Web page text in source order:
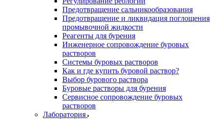
Предотвращение сальникообразования
Предотвращение и ликвидация поглощения
промывочной жидкости
Реагенты для бурения
Инженерное сопровождение буровых
растворов
Системы буровых растворов
Как и где купить буровой раствор?
Выбор бурового раствора
Буровые растворы для бурения
Сервисное сопровождение буровых
растворов
Лаборатория